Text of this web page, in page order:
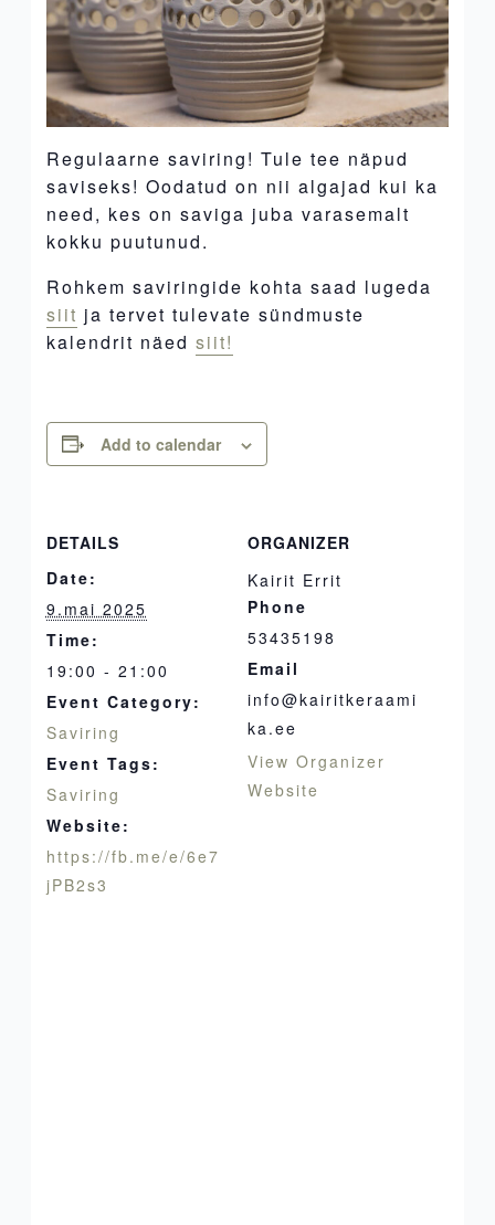
Regulaarne saviring! Tule tee näpud
saviseks! Oodatud on nii algajad kui ka
need, kes on saviga juba varasemalt
kokku puutunud.
Rohkem saviringide kohta saad lugeda
siit ja tervet tulevate sündmuste
kalendrit näed siit!
Add to calendar
DETAILS
Date:
9.mai 2025
Time:
19:00 - 21:00
Event Category:
Saviring
Event Tags:
Saviring
Website:
https://fb.me/e/6e7
jPB2s3
ORGANIZER
Kairit Errit
Phone
53435198
Email
info@kairitkeraami
ka.ee
View Organizer
Website